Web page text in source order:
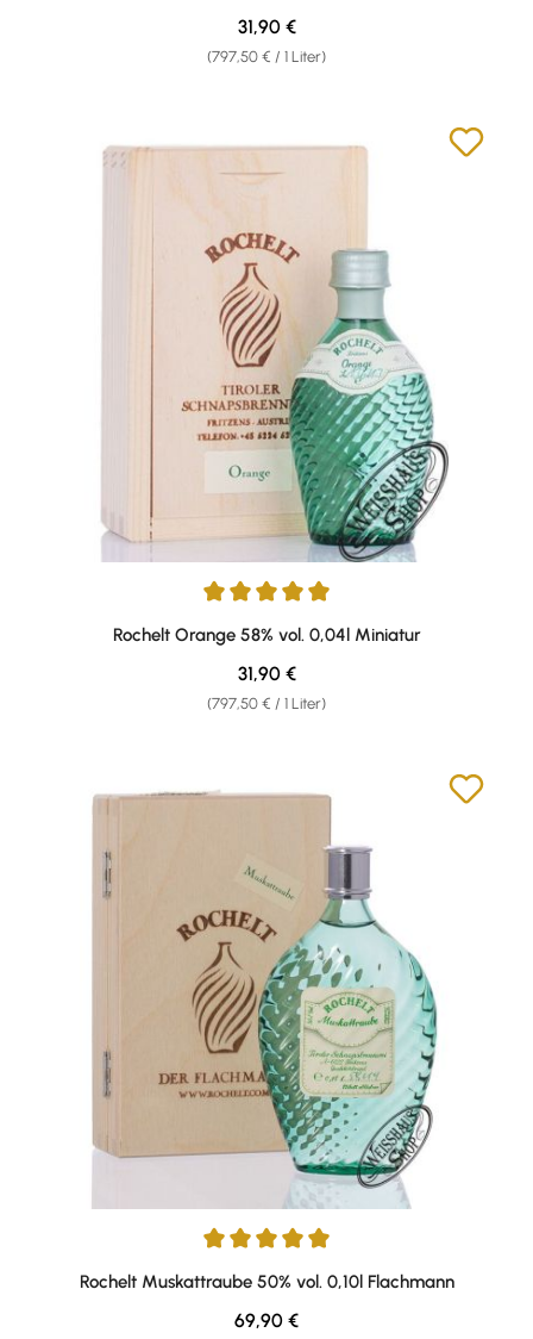
(797,50 € / 1 Liter)
Regulärer Preis:
31,90 €
Durchschnittliche Bewertung von 5 von 5 Sternen
Rochelt Orange 58% vol. 0,04l Miniatur
(797,50 € / 1 Liter)
Regulärer Preis:
31,90 €
Durchschnittliche Bewertung von 5 von 5 Sternen
Rochelt Muskattraube 50% vol. 0,10l Flachmann
Regulärer Preis:
69,90 €